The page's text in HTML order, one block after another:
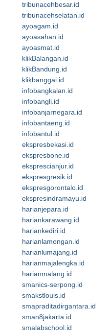
tribunacehbesar.id
tribunacehselatan.id
ayoagam.id
ayoasahan.id
ayoasmat.id
klikBalangan.id
klikBandung.id
klikbanggai.id
infobangkalan.id
infobangli.id
infobanjarnegara.id
infobantaeng.id
infobantul.id
ekspresbekasi.id
ekspresbone.id
eksprescianjur.id
ekspresgresik.id
ekspresgorontalo.id
ekspresindramayu.id
harianjepara.id
hariankarawang.id
hariankediri.id
harianlamongan.id
harianlumajang.id
harianmajalengka.id
harianmalang.id
smanics-serpong.id
smakstlouis.id
smapraditadirgantara.id
sman8jakarta.id
smalabschool.id